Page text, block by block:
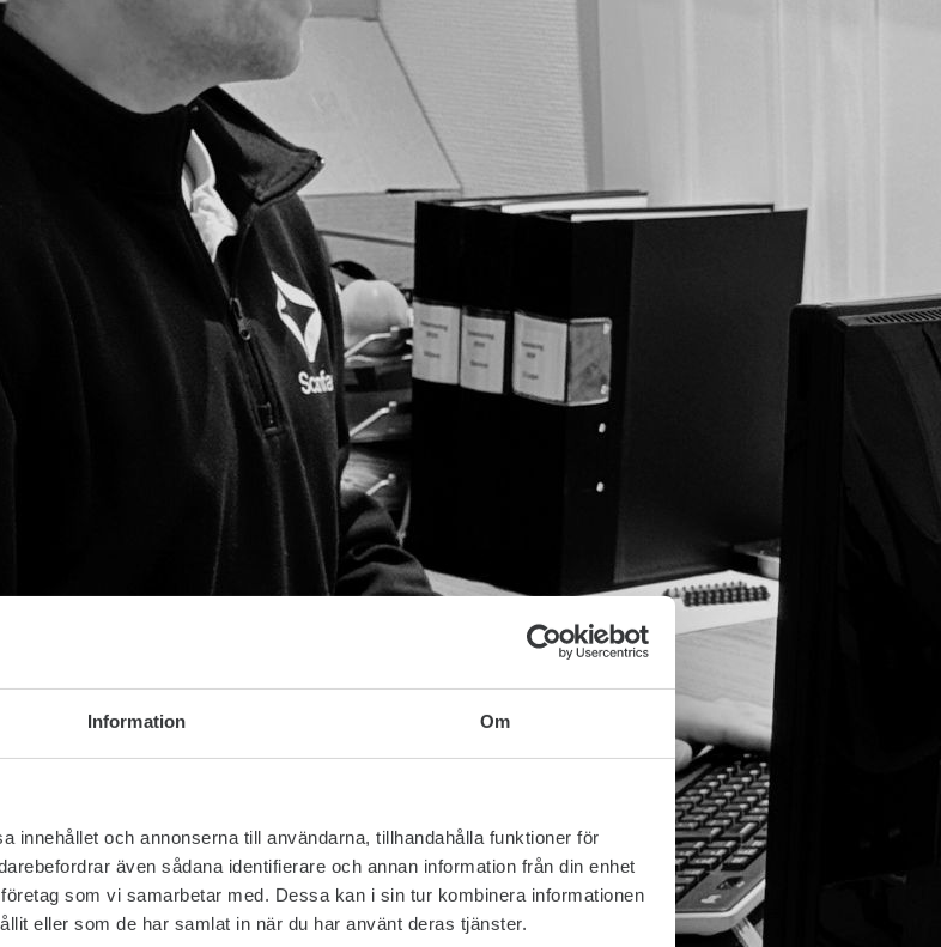
Information Om
innehållet och annonserna till användarna, tillhandahålla funktioner för
även sådana identifierare och annan information från din enhet
som vi samarbetar med. Dessa kan i sin tur kombinera informationen
eller som de har samlat in när du har använt deras tjänster.